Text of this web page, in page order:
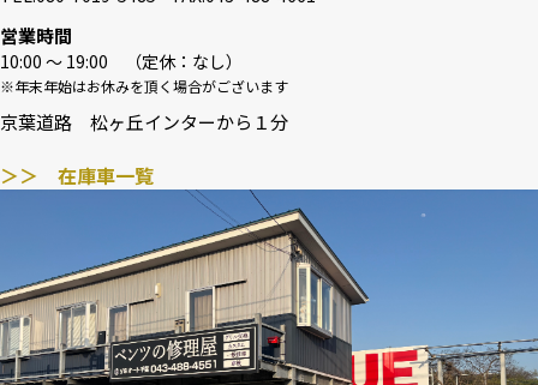
営業時間
10:00 〜 19:00 （定休：なし）
※年末年始はお休みを頂く場合がございます
京葉道路 松ヶ丘インターから１分
＞＞ 在庫車一覧